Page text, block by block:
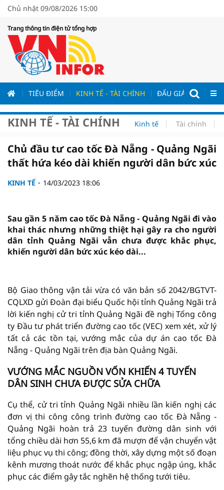
Chủ nhật 09/08/2026 15:00
Trang thông tin điện tử tổng hợp
TIÊU ĐIỂM KINH TẾ - TÀI CHÍNH ĐẤU GIÁ - ĐẤU
KINH TẾ - TÀI CHÍNH Kinh tế Tài chính
Chủ đầu tư cao tốc Đà Nẵng - Quảng Ngãi
thất hứa kéo dài khiến người dân bức xúc
KINH TẾ 14/03/2023 18:06
Sau gần 5 năm cao tốc Đà Nẵng - Quảng Ngãi đi vào
khai thác nhưng những thiệt hại gây ra cho người
dân tỉnh Quảng Ngãi vẫn chưa được khắc phục,
khiến người dân bức xúc kéo dài...
Bộ Giao thông vận tải vừa có văn bản số 2042/BGTVT-
CQLXD gửi Đoàn đại biểu Quốc hội tỉnh Quảng Ngãi trả
lời kiến nghị cử tri tỉnh Quảng Ngãi đề nghị Tổng công
ty Đầu tư phát triển đường cao tốc (VEC) xem xét, xử lý
tất cả các tồn tại, vướng mắc của dự án cao tốc Đà
Nẵng - Quảng Ngãi trên địa bàn Quảng Ngãi.
VƯỚNG MẮC NGUỒN VỐN KHIẾN 4 TUYẾN
DÂN SINH CHƯA ĐƯỢC SỬA CHỮA
Cụ thể, cử tri tỉnh Quảng Ngãi nhiều lần kiến nghị các
đơn vị thi công công trình đường cao tốc Đà Nẵng -
Quảng Ngãi hoàn trả 23 tuyến đường dân sinh với
tổng chiều dài hơn 55,6 km đã mượn để vận chuyển vật
liệu phục vụ thi công; đồng thời, xây dựng một số đoạn
kênh mương thoát nước để khắc phục ngập úng, khắc
phục các điểm gây tắc nghẽn hệ thống tưới tiêu.